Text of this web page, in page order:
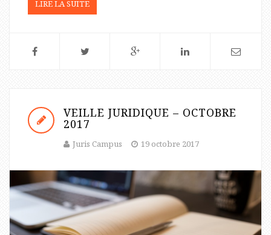
LIRE LA SUITE
VEILLE JURIDIQUE – OCTOBRE
2017
Juris Campus 19 octobre 2017